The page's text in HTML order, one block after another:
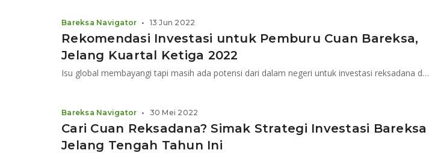
Rekomendasi Investasi untuk Pemburu Cuan Bareksa,
Jelang Kuartal Ketiga 2022
Isu global membayangi tapi masih ada potensi dari dalam negeri untuk investasi reksadana dan SBN
Bareksa Navigator • 13 Jun 2022
Cari Cuan Reksadana? Simak Strategi Investasi Bareksa
Jelang Tengah Tahun Ini
Bareksa Navigator • 30 Mei 2022